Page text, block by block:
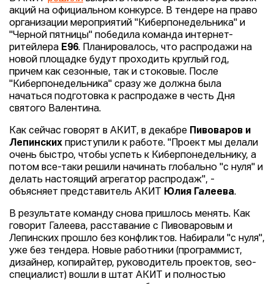
акций на официальном конкурсе. В тендере на право
организации мероприятий "Киберпонедельника" и
"Черной пятницы" победила команда интернет-
ритейлера E96. Планировалось, что распродажи на
новой площадке будут проходить круглый год,
причем как сезонные, так и стоковые. После
"Киберпонедельника" сразу же должна была
начаться подготовка к распродаже в честь Дня
святого Валентина.
Как сейчас говорят в АКИТ, в декабре
Пивоваров и
Лепинских приступили к работе. "Проект мы делали
очень быстро, чтобы успеть к Киберпонедельнику, а
потом все-таки решили начинать глобально "с нуля" и
делать настоящий агрегатор распродаж", -
объясняет представитель АКИТ
Юлия Галеева.
В результате команду снова пришлось менять. Как
говорит Галеева, расставание с Пивоваровым и
Лепинских прошло без конфликтов. Набирали "с нуля",
уже без тендера. Новые работники (программист,
дизайнер, копирайтер, руководитель проектов, seo-
специалист) вошли в штат АКИТ и полностью